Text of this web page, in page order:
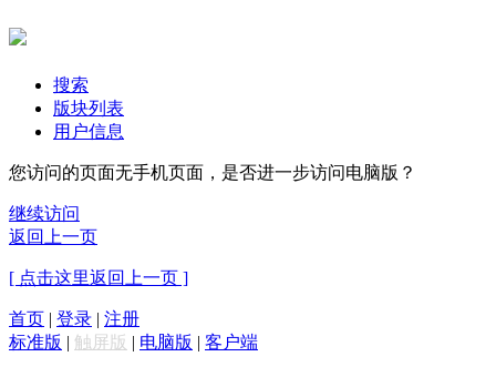
搜索
版块列表
用户信息
您访问的页面无手机页面，是否进一步访问电脑版？
继续访问
返回上一页
[ 点击这里返回上一页 ]
首页 | 登录 | 注册
标准版 | 触屏版 | 电脑版 | 客户端